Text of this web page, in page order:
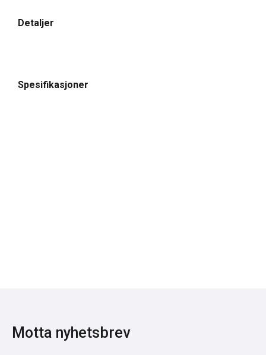
Detaljer
Spesifikasjoner
Motta nyhetsbrev